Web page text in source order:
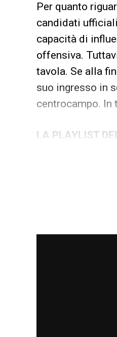
Per quanto
candidati
capacità di
offensiva.
tavola. Se alla
suo ingresso in
centrocampo. In
LA PLAYLIST